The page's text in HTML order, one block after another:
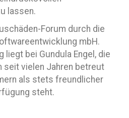
lassen.
Forum durch die
mbH.
liegt bei Gundula Engel, die
seit vielen Jahren betreut
als stets freundlicher
steht.